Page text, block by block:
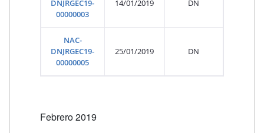
DNJRGEC19-
00000003
14/01/2019 DN
NAC-
DNJRGEC19-
00000005
25/01/2019 DN
Febrero 2019